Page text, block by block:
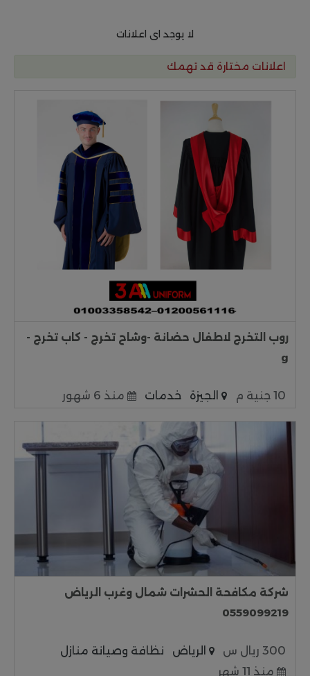
لا يوجد اى اعلانات
اعلانات مختارة قد تهمك
روب التخرج لاطفال حضانة -وشاح تخرج - كاب تخرج -
g
10 جنية م الجيزة خدمات منذ 6 شهور
شركة مكافحة الحشرات شمال وغرب الرياض
0559099219
300 ريال س الرياض
نظافة وصيانة منازل
منذ 11 شهر